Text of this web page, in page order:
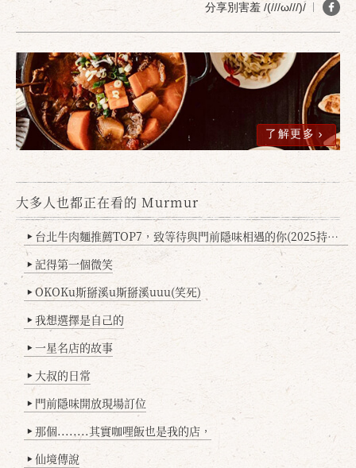
分享別害羞 /(///ω///)/
了解更多
大多人也都正在看的 Murmur
▶ 台北牛肉麵推薦TOP7，致等待與門前隱味相遇的你(2025持續更新
▶ 記得第一個微笑
▶ OKOKu斯掰溪u斯掰溪uuu(笑死)
▶ 我想選擇是自己的
▶ 一星名店的故事
▶ 大叔的日常
▶ 門前隱味開放現場訂位
▶ 那個........其實咖哩飯也是我的店，
▶ 仙境傳說